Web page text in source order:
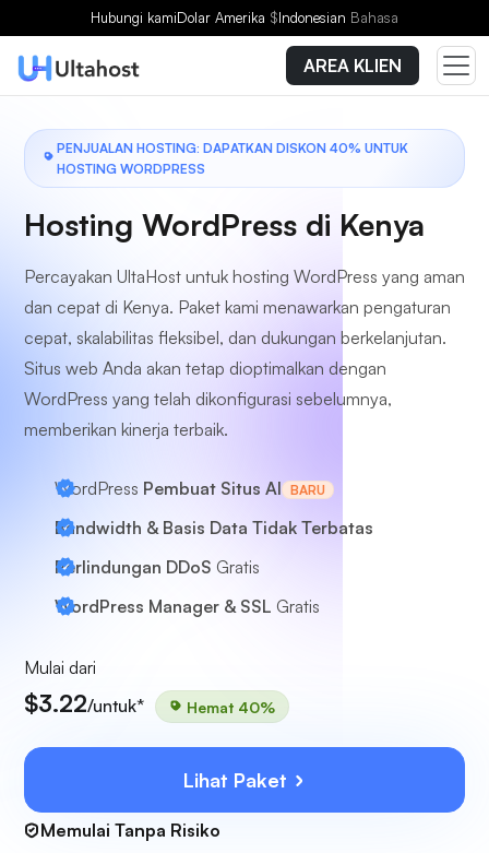
Hubungi kamiDolar Amerika $Indonesian Bahasa
AREA KLIEN
PENJUALAN HOSTING: DAPATKAN DISKON 40% UNTUK
HOSTING WORDPRESS
Hosting WordPress di Kenya
Percayakan UltaHost untuk hosting WordPress yang aman
dan cepat di Kenya. Paket kami menawarkan pengaturan
cepat, skalabilitas fleksibel, dan dukungan berkelanjutan.
Situs web Anda akan tetap dioptimalkan dengan
WordPress yang telah dikonfigurasi sebelumnya,
memberikan kinerja terbaik.
WordPress Pembuat Situs AI BARU
Bandwidth & Basis Data Tidak Terbatas
Perlindungan DDoS Gratis
WordPress Manager & SSL Gratis
Mulai dari
$3.22/untuk* Hemat 40%
Lihat Paket
Memulai Tanpa Risiko